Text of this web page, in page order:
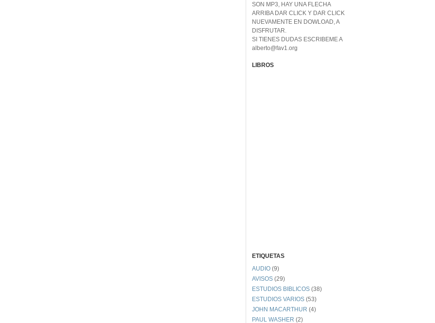
SON MP3, HAY UNA FLECHA
ARRIBA DAR CLICK Y DAR CLICK
NUEVAMENTE EN DOWLOAD, A
DISFRUTAR.
SI TIENES DUDAS ESCRIBEME A
alberto@fav1.org
LIBROS
ETIQUETAS
AUDIO (9)
AVISOS (29)
ESTUDIOS BIBLICOS (38)
ESTUDIOS VARIOS (53)
JOHN MACARTHUR (4)
PAUL WASHER (2)